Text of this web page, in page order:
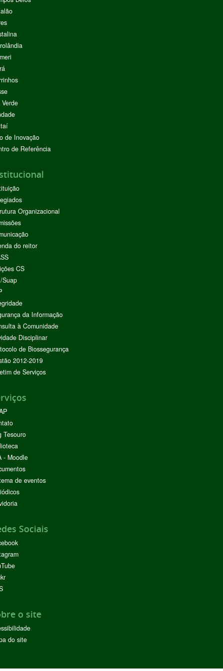
de Inovação
de Referência
Organizacional
do reitor
CS
Suap
da Informação
à Comunidade
Disciplinar
de Biossegurança
2012-2019
de Serviços
Tesouro
- Moodle
de eventos
Sociais
o site
do site